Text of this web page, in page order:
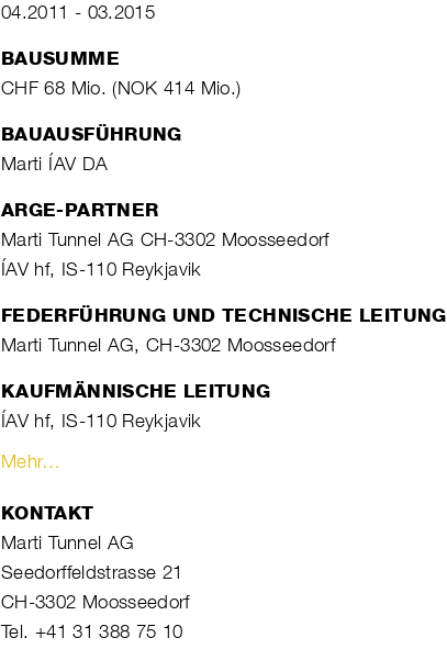
04.2011 - 03.2015
BAUSUMME
CHF 68 Mio. (NOK 414 Mio.)
BAUAUSFÜHRUNG
Marti ÍAV DA
ARGE-PARTNER
Marti Tunnel AG CH-3302 Moosseedorf
ÍAV hf, IS-110 Reykjavik
FEDERFÜHRUNG UND TECHNISCHE LEITUNG
Marti Tunnel AG, CH-3302 Moosseedorf
KAUFMÄNNISCHE LEITUNG
ÍAV hf, IS-110 Reykjavik
Mehr…
KONTAKT
Marti Tunnel AG
Seedorffeldstrasse 21
CH-3302 Moosseedorf
Tel. +41 31 388 75 10